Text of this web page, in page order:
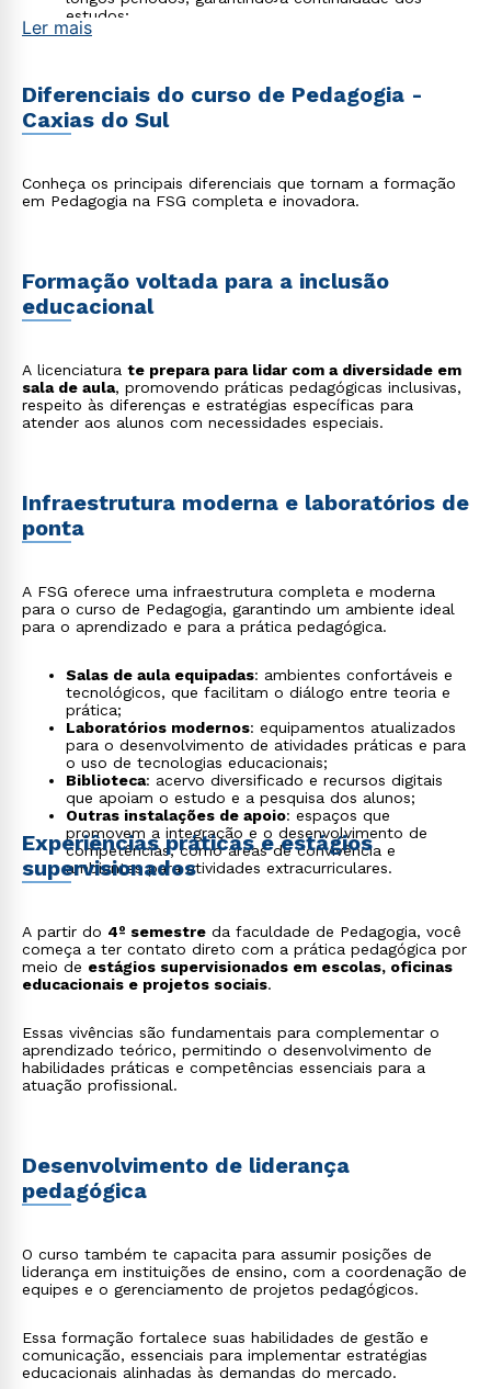
estudos;
Educação para a Mídia e Cultura Digital
forma crítica;
Educação em Direitos Humanos: promovendo ações
pedagógicas voltadas para temas como diversidade,
igualdade de gênero, combate ao racismo e
desenvolvimento de habilidades socioemocionais,
liderança e pensamento crítico desde os primeiros
digitais e ambientes corporativos.
Ler mais
Diferenciais do curso de Pedagogia -
Caxias do Sul
Conheça os principais diferenciais que tornam a formação
em Pedagogia na FSG completa e inovadora.
Formação voltada para a inclusão
educacional
A licenciatura te prepara para lidar com a diversidade em
sala de aula, promovendo práticas pedagógicas inclusivas,
respeito às diferenças e estratégias específicas para
atender aos alunos com necessidades especiais.
Infraestrutura moderna e laboratórios de
ponta
A FSG oferece uma infraestrutura completa e moderna
para o curso de Pedagogia, garantindo um ambiente ideal
para o aprendizado e para a prática pedagógica.
Salas de aula equipadas: ambientes confortáveis e
tecnológicos, que facilitam o diálogo entre teoria e
prática;
Laboratórios modernos: equipamentos atualizados
para o desenvolvimento de atividades práticas e para
o uso de tecnologias educacionais;
Biblioteca: acervo diversificado e recursos digitais
que apoiam o estudo e a pesquisa dos alunos;
Outras instalações de apoio: espaços que
promovem a integração e o desenvolvimento de
competências, como áreas de convivência e
ambientes para atividades extracurriculares.
Experiências práticas e estágios
supervisionados
A partir do 4º semestre da faculdade de Pedagogia, você
começa a ter contato direto com a prática pedagógica por
meio de estágios supervisionados em escolas, oficinas
educacionais e projetos sociais.
Essas vivências são fundamentais para complementar o
aprendizado teórico, permitindo o desenvolvimento de
habilidades práticas e competências essenciais para a
atuação profissional.
Desenvolvimento de liderança
pedagógica
O curso também te capacita para assumir posições de
liderança em instituições de ensino, com a coordenação de
equipes e o gerenciamento de projetos pedagógicos.
Essa formação fortalece suas habilidades de gestão e
comunicação, essenciais para implementar estratégias
educacionais alinhadas às demandas do mercado.